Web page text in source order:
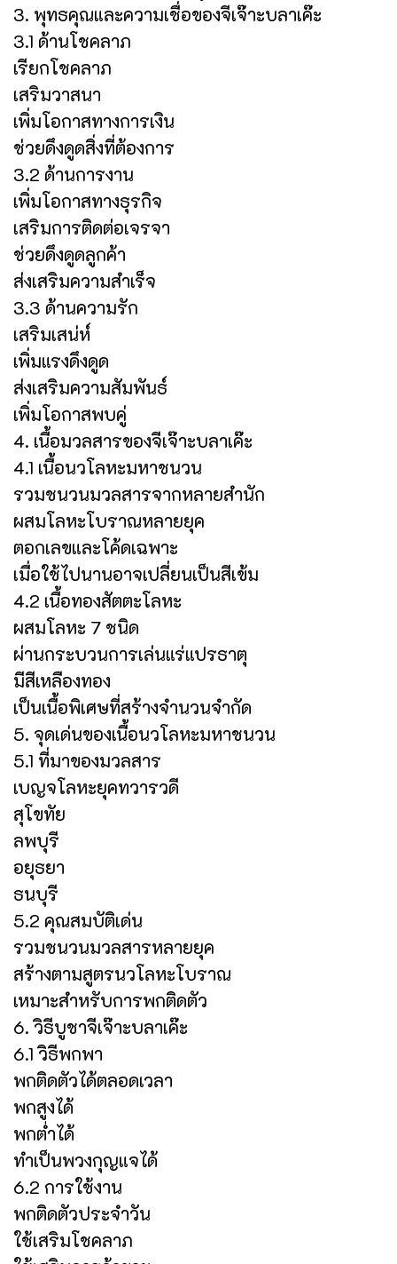
3. พุทธคุณและความเชื่อของจีเจ๊าะบลาเค๊ะ
3.1 ด้านโชคลาภ
เรียกโชคลาภ
เสริมวาสนา
เพิ่มโอกาสทางการเงิน
ช่วยดึงดูดสิ่งที่ต้องการ
3.2 ด้านการงาน
เพิ่มโอกาสทางธุรกิจ
เสริมการติดต่อเจรจา
ช่วยดึงดูดลูกค้า
ส่งเสริมความสำเร็จ
3.3 ด้านความรัก
เสริมเสน่ห์
เพิ่มแรงดึงดูด
ส่งเสริมความสัมพันธ์
เพิ่มโอกาสพบคู่
4. เนื้อมวลสารของจีเจ๊าะบลาเค๊ะ
4.1 เนื้อนวโลหะมหาชนวน
รวมชนวนมวลสารจากหลายสำนัก
ผสมโลหะโบราณหลายยุค
ตอกเลขและโค้ดเฉพาะ
เมื่อใช้ไปนานอาจเปลี่ยนเป็นสีเข้ม
4.2 เนื้อทองสัตตะโลหะ
ผสมโลหะ 7 ชนิด
ผ่านกระบวนการเล่นแร่แปรธาตุ
มีสีเหลืองทอง
เป็นเนื้อพิเศษที่สร้างจำนวนจำกัด
5. จุดเด่นของเนื้อนวโลหะมหาชนวน
5.1 ที่มาของมวลสาร
เบญจโลหะยุคทวารวดี
สุโขทัย
ลพบุรี
อยุธยา
ธนบุรี
5.2 คุณสมบัติเด่น
รวมชนวนมวลสารหลายยุค
สร้างตามสูตรนวโลหะโบราณ
เหมาะสำหรับการพกติดตัว
6. วิธีบูชาจีเจ๊าะบลาเค๊ะ
6.1 วิธีพกพา
พกติดตัวได้ตลอดเวลา
พกสูงได้
พกต่ำได้
ทำเป็นพวงกุญแจได้
6.2 การใช้งาน
พกติดตัวประจำวัน
ใช้เสริมโชคลาภ